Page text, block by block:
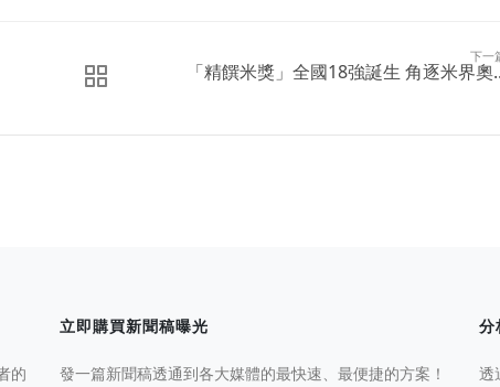
下一
「精饌米獎」全國18強誕生 角逐米界奧
的
立即購買新聞稿曝光
發一篇新聞稿透通到各大媒體的最快速、最便捷的方案！
分
透